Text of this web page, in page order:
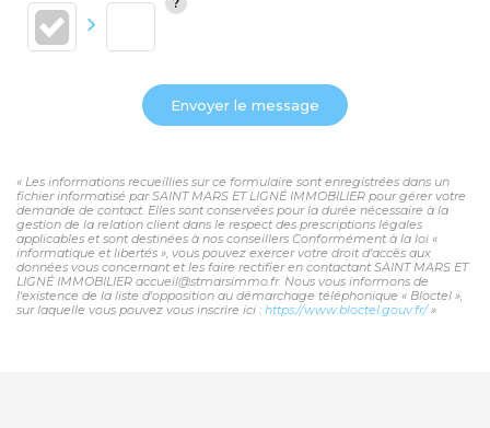
Envoyer le message
« Les informations recueillies sur ce formulaire sont enregistrées dans un
fichier informatisé par SAINT MARS ET LIGNÉ IMMOBILIER pour gérer votre
demande de contact. Elles sont conservées pour la durée nécessaire à la
gestion de la relation client dans le respect des prescriptions légales
applicables et sont destinées à nos conseillers Conformément à la loi «
informatique et libertés », vous pouvez exercer votre droit d'accès aux
données vous concernant et les faire rectifier en contactant SAINT MARS ET
LIGNÉ IMMOBILIER accueil@stmarsimmo.fr. Nous vous informons de
l'existence de la liste d'opposition au démarchage téléphonique « Bloctel »,
sur laquelle vous pouvez vous inscrire ici : https://www.bloctel.gouv.fr/»